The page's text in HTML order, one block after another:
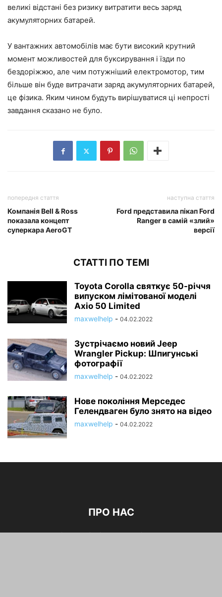
великі відстані без ризику витратити весь заряд
акумуляторних батарей.
У вантажних автомобілів має бути високий крутний
момент можливостей для буксирування і їзди по
бездоріжжю, але чим потужніший електромотор, тим
більше він буде витрачати заряд акумуляторних батарей,
це фізика. Яким чином будуть вирішуватися ці непрості
завдання сказано не було.
попередня стаття
Компанія Bell & Ross
показала концепт
суперкара AeroGT
наступна стаття
Ford представила пікап Ford
Ranger в самій «злий»
версії
СТАТТІ ПО ТЕМІ
Toyota Corolla святкує 50-річчя
випуском лімітованої моделі
Axio 50 Limited
maxwelhelp - 04.02.2022
Зустрічаємо новий Jeep
Wrangler Pickup: Шпигунські
фотографії
maxwelhelp - 04.02.2022
Нове покоління Мерседес
Гелендваген було знято на відео
maxwelhelp - 04.02.2022
ПРО НАС
Cайт про різноманітні новини , цікава та корисна